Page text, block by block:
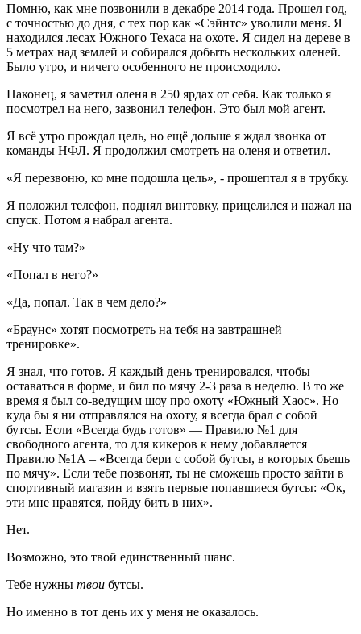
Помню, как мне позвонили в декабре 2014 года. Прошел год,
с точностью до дня, с тех пор как «Сэйнтс» уволили меня. Я
находился лесах Южного Техаса на охоте. Я сидел на дереве в
5 метрах над землей и собирался добыть нескольких оленей.
Было утро, и ничего особенного не происходило.
Наконец, я заметил оленя в 250 ярдах от себя. Как только я
посмотрел на него, зазвонил телефон. Это был мой агент.
Я всё утро прождал цель, но ещё дольше я ждал звонка от
команды НФЛ. Я продолжил смотреть на оленя и ответил.
«Я перезвоню, ко мне подошла цель», ‑ прошептал я в трубку.
Я положил телефон, поднял винтовку, прицелился и нажал на
спуск. Потом я набрал агента.
«Ну что там?»
«Попал в него?»
«Да, попал. Так в чем дело?»
«Браунс» хотят посмотреть на тебя на завтрашней
тренировке».
Я знал, что готов. Я каждый день тренировался, чтобы
оставаться в форме, и бил по мячу 2-3 раза в неделю. В то же
время я был со-ведущим шоу про охоту «Южный Хаос». Но
куда бы я ни отправлялся на охоту, я всегда брал с собой
бутсы. Если «Всегда будь готов» — Правило №1 для
свободного агента, то для кикеров к нему добавляется
Правило №1А – «Всегда бери с собой бутсы, в которых бьешь
по мячу». Если тебе позвонят, ты не сможешь просто зайти в
спортивный магазин и взять первые попавшиеся бутсы: «Ок,
эти мне нравятся, пойду бить в них».
Нет.
Возможно, это твой единственный шанс.
Тебе нужны твои бутсы.
Но именно в тот день их у меня не оказалось.